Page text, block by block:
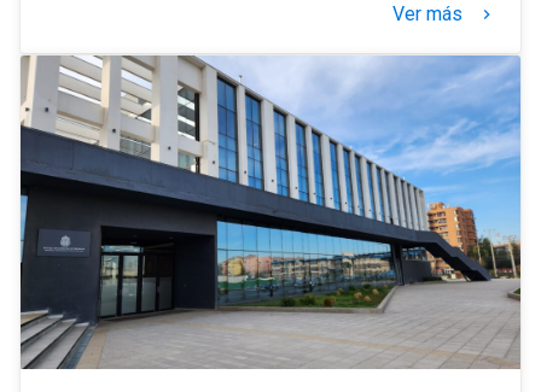
Ver más keyboard_arrow_right